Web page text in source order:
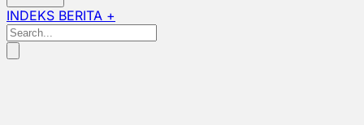
INDEKS BERITA +